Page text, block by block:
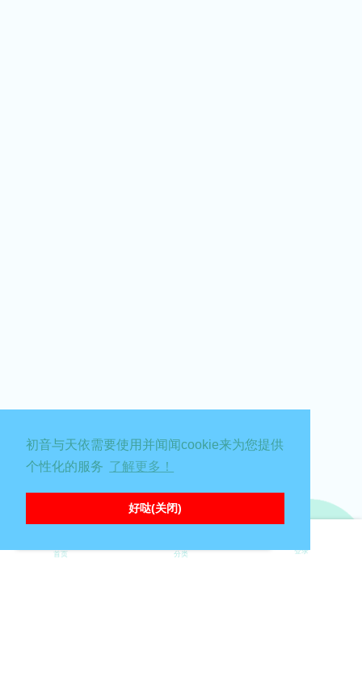
初音与天依需要使用并闻闻cookie来为您提供
个性化的服务 了解更多！
好哒(关闭)
∑( 口 || 糟糕，出错啦喵！请刷新页面重试嗷
首页 分类 登录